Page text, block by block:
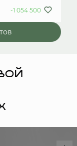
-1 054 500